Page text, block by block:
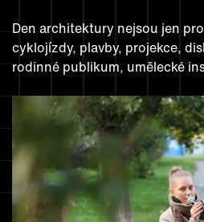
Den architektury nejsou jen
cyklojízdy, plavby, projekce,
rodinné publikum, umělecké